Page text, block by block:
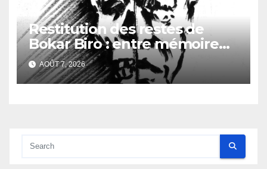
Restitution des restes de
Bokar Biro : entre mémoire
familiale et regard
anthropologique
AOÛT 7, 2026